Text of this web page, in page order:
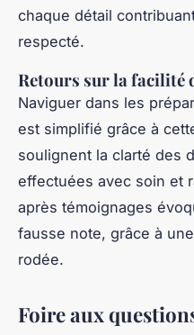
chaque détail
respecté.
Retours sur la facilité
Naviguer dans les
est simplifié grâce à
soulignent la clarté des
effectuées avec soin et
après témoignages
fausse note, grâce à
rodée.
Foire aux